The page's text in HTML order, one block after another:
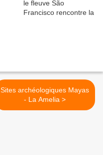
Sites archéologiques Mayas
- La Amelia >